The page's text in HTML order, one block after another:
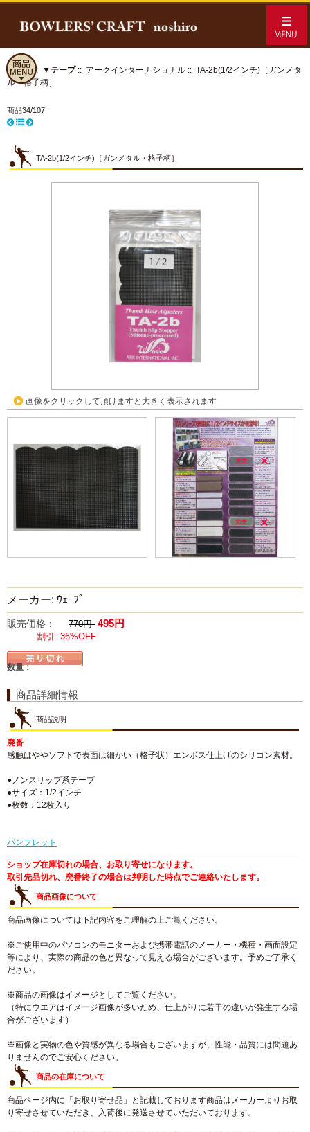
ホーム:: ▼テープ:: アークインターナショナル :: TA-2b(1/2インチ)［ガンメタ
ル・格子柄］
商品34/107
TA-2b(1/2インチ)［ガンメタル・格子柄］
画像をクリックして頂けますと大きく表示されます
メーカー: ｳｪｰﾌﾞ
販売価格： 770円 495円
割引: 36%OFF
数量：
商品詳細情報
商品説明
廃番
感触はややソフトで表面は細かい（格子状）エンボス仕上げのシリコン素材。
●ノンスリップ系テープ
●サイズ：1/2インチ
●枚数：12枚入り
パンフレット
ショップ在庫切れの場合、お取り寄せになります。
取引先品切れ、廃番終了の場合は判明した時点でご連絡いたします。
商品画像について
商品画像については下記内容をご理解の上ご覧ください。
※ご使用中のパソコンのモニターおよび携帯電話のメーカー・機種・画面設定
等により、実際の商品の色と異なって見える場合がございます。予めご了承く
ださい。
※商品の画像はイメージとしてご覧ください。
（特にウエアはイメージ画像が多いため、仕上がりに若干の違いが発生する場
合がございます）
※画像と実物の色や質感が異なる場合もございますが、性能・品質には問題あ
りませんのでご安心ください。
商品の在庫について
商品ページ内に「お取り寄せ品」と記載しております商品はメーカーよりお取
り寄せさせていただき、入荷後に発送させていただいております。